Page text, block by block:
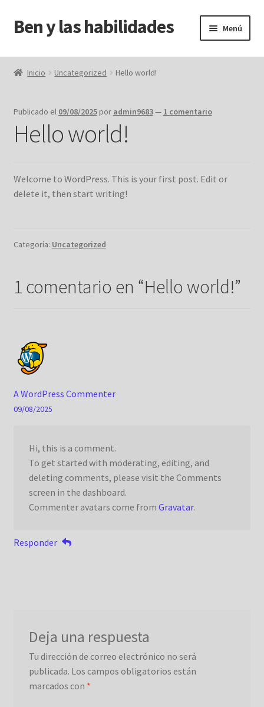
Ir
a
navegación
Ir
al
Ben y las habilidades Menú
Inicio
mi cuenta
Inicio Uncategorized Hello world!
Publicado el 09/08/2025 por admin9683— 1 comentario
Hello world!
Welcome to WordPress. This is your first post. Edit or
delete it, then start writing!
Categoría: Uncategorized
1 comentario en “Hello world!”
A WordPress Commenter
09/08/2025
Hi, this is a comment.
To get started with moderating, editing, and
deleting comments, please visit the Comments
screen in the dashboard.
Commenter avatars come from Gravatar.
Responder
Deja una respuesta
Tu dirección de correo electrónico no será
publicada. Los campos obligatorios están
marcados con *